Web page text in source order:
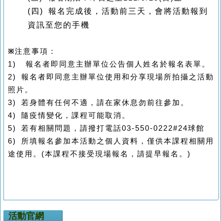
( 四) 報名完成後，活動前三天，會將活動報到
資訊至您的手機
※注意事項：
1)報名者即同意主辦單位公告個人姓名於報名表單。
2) 報名者即同意主辦單位使用和分享現場所拍攝之活動
照片。
3) 若身體有任何不適，請在家休息勿前往參加。
4)
隨疫情變化，課程可能取消。
5) 若有相關問題，請撥打電話03-550-0222#24球館
6)
所填報名參加本活動之個人資料，僅供本課程相關用
途使用。(本課程不接受現場報名，請提早報名。)
活動官網